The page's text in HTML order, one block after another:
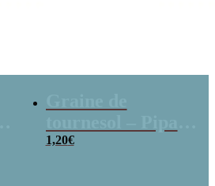
x 3
1,20€